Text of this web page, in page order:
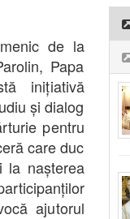
de la
Papa
inițiativă
și dialog
pentru
care duc
la nașterea
ajutorul